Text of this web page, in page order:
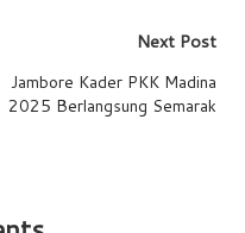
Next Post
Jambore Kader PKK Madina
2025 Berlangsung Semarak